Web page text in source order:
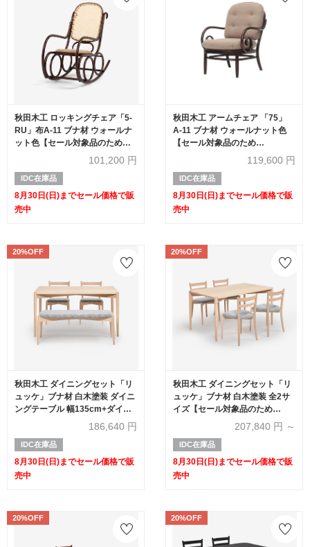
秋田木工 ロッキングチェア「5-
RU」布A-11 ブナ材 ウォールナ
ット色【セール対象品のため
101,200 円
IDC在庫品
8月30日(日)までセール価格で販
売中
秋田木工 アームチェア 「75」
A-11 ブナ材 ウォールナット色
【セール対象品のため
119,600 円
IDC在庫品
8月30日(日)までセール価格で販
売中
20%OFF
秋田木工 ダイニングセット「リ
ュッケ」ブナ材 白木塗装 ダイニ
ングテーブル 幅135cm+ダイニ
ングチェア2脚＋ベンチ【セール
186,640 円
IDC在庫品
8月30日(日)までセール価格で販
売中
20%OFF
秋田木工 ダイニングセット「リ
ュッケ」ブナ材 白木塗装 全2サ
イズ【セール対象品のため
207,840 円 ～
IDC在庫品
8月30日(日)までセール価格で販
売中
20%OFF 20%OFF